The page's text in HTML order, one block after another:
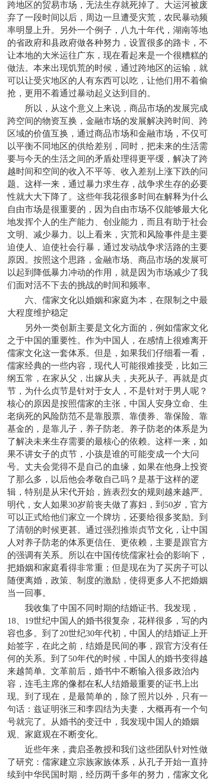
跨地区的贸易市场，无法生存就死掉了。大运河被废
弃了一段时间以后，周边一旦遭受灾荒，农民暴动频
率明显上升。另外一个例子，八九十年代，湖南等地
的省政府和县政府做各种努力，设置很多的路卡，不
让本地的大米运往广东，现在看起来是一个很糟糕的
做法。本来出现饥荒的时候，通过跨地区的运输，就
可以让受灾地区的人有东西可以吃，让他们用不着偷
抢，更用不着通过暴动起义达到目的。
所以，从这个意义上来说，商品市场的发展完成
跨空间的物资互换，金融市场的发展解决跨时间、跨
区域的价值互换，通过商品市场和金融市场，不仅可
以平衡不同地区的供给差别，同时，把未来的生活需
要与今天的生活之间的矛盾处理得更平缓，解决了跨
越时间和空间的收入不平等、收入差别上涨下跌的问
题。这样一来，通过暴力求生存，战争求生存的必要
性就大大下降了。这些年我花很多时间在解释为什么
自由市场是很重要的，因为自由市场不仅能够最大化
地发挥个人的生产能力、创业能力，而且有助于社会
文明、减少暴力。以上看来，灾荒和风险事件是主要
迫使人、迫使社会行暴，通过发动战争求活路的主要
原因。按照这个思路，金融市场、商品市场的发展可
以起到降低暴力冲动的作用，就是因为市场减少了我
们面对活不下去的挑战的时间和频率。
六、儒家文化以婚姻和家庭为本，在限制之中最
大程度维护稳定
另外一类创新主要是文化方面的，例如儒家文化
之于中国的重要性。作为中国人，在感情上很难离开
儒家文化这一套体系。但是，如果我们仔细看一看，
儒家经典的一些内容，现代人可能很难接受，比如三
纲五常，在家从父，出嫁从夫，夫死从子。再就是贞
节，为什么贞节是针对于女人，不是针对于男人呢？
核心的原因是按照儒家的主张，中国人安身立命、生
老病死的风险防范不是靠股票、靠债券、靠保险、靠
基金的，是靠儿子，养子防老。养子防老的体系是为
了解决未来生存需要的最核心的依赖。这样一来，如
果不讲女子的贞节，小孩是谁的可能变成一个大问
号。丈夫会觉得不是自己的血缘，如果在他身上投资
了那么多，以后他会孝敬自己吗？是基于这样的逻
辑，特别是从宋代开始，旌表烈女的规则越来越严。
明代，女人如果30岁前丧夫做了寡妇，到50岁，官方
可以正式给他们家立一个牌坊，还要给很多奖励。到
了清朝的时候更甚。通过强烈推崇贞节文化，让中国
人对养子防老的体系更信任、更依赖，主要是跟官方
的强调有关系。所以在中国传统儒家社会的影响下，
把婚姻和家庭看得非常重；但是现在为了买房子可以
随便离婚，政策、制度的激励，使得更多人不把婚姻
当一回事。
我收集了中国不同时期的结婚证书。我发现，
18、19世纪中国人的婚书很复杂，花样很多，写的内
容也多。到了20世纪30年代初，中国人的结婚证上开
始签字，在此之前，结婚是民间的事，跟官方没有任
何的关系。到了50年代的时候，中国人的婚书变得越
来越简单。文革前后，婚书中不断输入很多政治内
容，连毛主席的像都在私人结婚最重要的证书上出
现。到了现在，是最简单的，除了照片以外，只有一
句话：兹证明张三和李四结为夫妻，大概再有一个句
号就完了。从婚书的变迁中，我发现中国人的婚姻
观、家庭观在不断变化。
近些年来，龚启圣教授和我们这些团队针对性做
了研究：儒家建立宗族家族体系，从孔子开始一直持
续到中华民国时期，经历两千多年的努力，儒家文化